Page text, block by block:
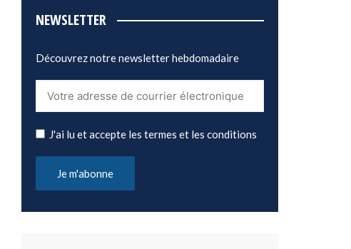
NEWSLETTER
Découvrez notre newsletter hebdomadaire
J'ai lu et accepte les termes et les conditions